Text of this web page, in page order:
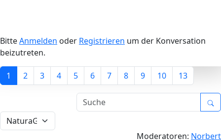
BitteAnmelden oder Registrieren um der Konversation
beizutreten.
1 2 3 4 5 6 7 8 9 10 13
Moderatoren: Norbert